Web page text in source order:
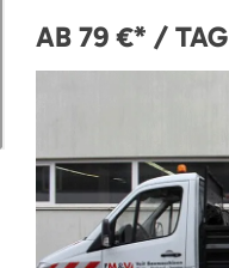
AB 79 €* / TAG